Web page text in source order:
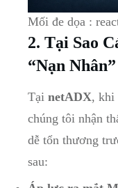
Mối đe dọa :
2. Tại Sao
“Nạn
Tại netADX, khi
chúng tôi nhận
dễ tổn thương
sau: